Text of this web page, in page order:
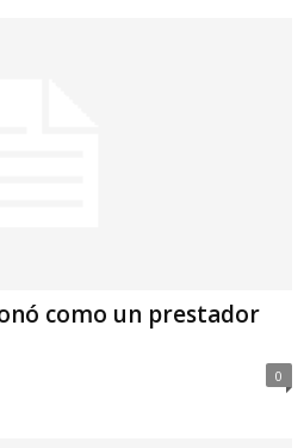
como un prestador
0